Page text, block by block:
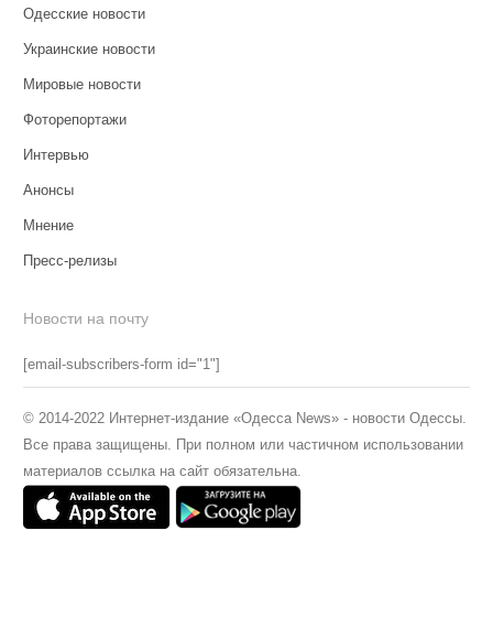
Одесские новости
Украинские новости
Мировые новости
Фоторепортажи
Интервью
Анонсы
Мнение
Пресс-релизы
Новости на почту
[email-subscribers-form id="1"]
© 2014-2022 Интернет-издание «Одесса News» - новости Одессы.
Все права защищены. При полном или частичном использовании
материалов ссылка на сайт обязательна.